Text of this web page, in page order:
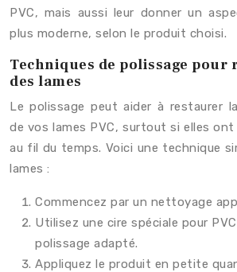
PVC, mais aussi leur donner un
plus moderne, selon le produit choisi.
Techniques de polissage pour
des lames
Le polissage peut aider à restaurer
de vos lames PVC, surtout si elles
au fil du temps. Voici une technique
lames :
Commencez par un nettoyage
Utilisez une cire spéciale pour
polissage adapté.
Appliquez le produit en petite